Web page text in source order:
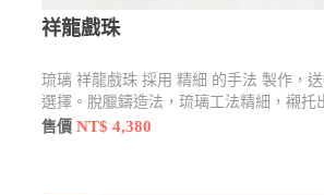
祥龍戲珠
琉璃 祥龍戲珠 採用 精細 的手法 製作，
選擇。脫臘鑄造法，琉璃工法精細，襯托
售價NT$ 4,380